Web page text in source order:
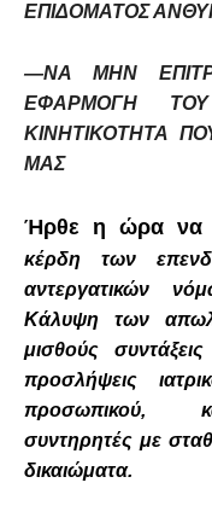
ΕΠΙΔΟΜΑΤΟΣ
—ΝΑ ΜΗΝ
ΕΦΑΡΜΟΓΗ
ΚΙΝΗΤΙΚΟΤΗΤΑ
ΜΑΣ
Ήρθε η ώρα να
κέρδη των
αντεργατικών
Κάλυψη των
μισθούς
προσλήψεις
προσωπικού,
συντηρητές με
δικαιώματα.